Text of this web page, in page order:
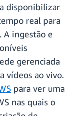
disponibilizar
real para
A ingestão e
gerenciada
vídeos ao vivo.
para ver uma
nas quais o